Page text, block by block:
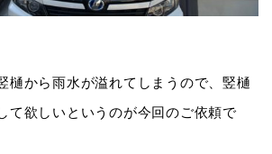
樋から雨水が溢れてしまうので、竪樋
て欲しいというのが今回のご依頼で